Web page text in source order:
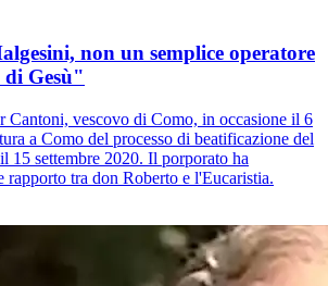
non un semplice operatore
di Gesù"
Cantoni, vescovo di Como, in occasione il 6
a Como del processo di beatificazione del
15 settembre 2020. Il porporato ha
rapporto tra don Roberto e l'Eucaristia.